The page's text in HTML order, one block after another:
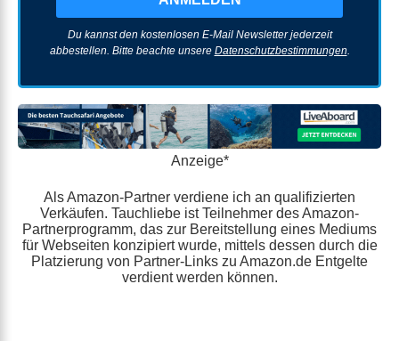
Du kannst den kostenlosen E-Mail Newsletter jederzeit
abbestellen. Bitte beachte unsere Datenschutzbestimmungen.
Anzeige*
Als Amazon-Partner verdiene ich an qualifizierten
Verkäufen. Tauchliebe ist Teilnehmer des Amazon-
Partnerprogramm, das zur Bereitstellung eines Mediums
für Webseiten konzipiert wurde, mittels dessen durch die
Platzierung von Partner-Links zu Amazon.de Entgelte
verdient werden können.